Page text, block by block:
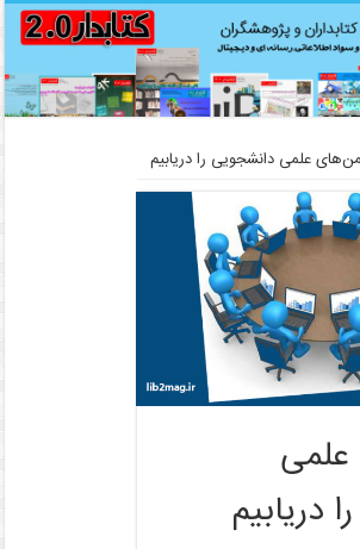
علمی دانشجویی را دریابیم
دریابیم